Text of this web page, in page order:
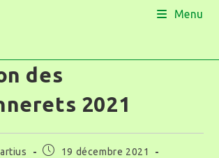
Menu
des
2021
19 décembre 2021